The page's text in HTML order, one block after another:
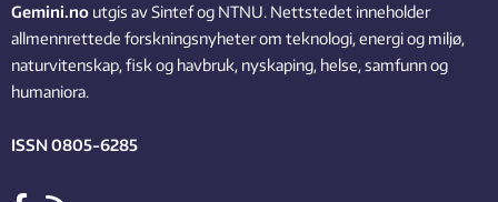
Gemini.no utgis av Sintef og NTNU. Nettstedet inneholder
allmennrettede forskningsnyheter om teknologi, energi og miljø,
naturvitenskap, fisk og havbruk, nyskaping, helse, samfunn og
humaniora.
ISSN 0805-6285